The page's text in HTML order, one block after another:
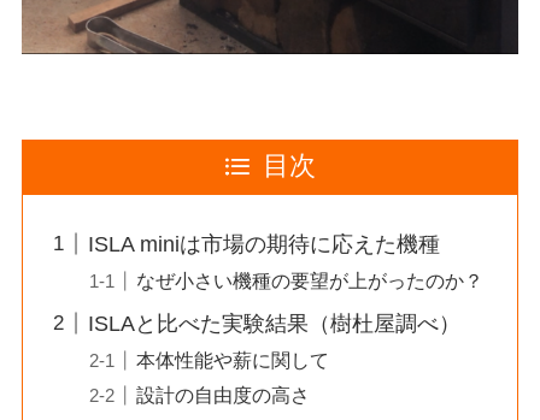
目次
ISLA miniは市場の期待に応えた機種
なぜ小さい機種の要望が上がったのか？
ISLAと比べた実験結果（樹杜屋調べ）
本体性能や薪に関して
設計の自由度の高さ